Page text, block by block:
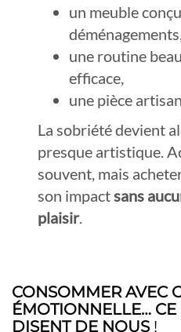
un meuble
une routine
efficace,
une pièce
La sobriété devient
presque artistique.
souvent, mais
son impactsans
plaisir.
CONSOMMER AVEC
ÉMOTIONNELLE…
DISENT DE NOUS!